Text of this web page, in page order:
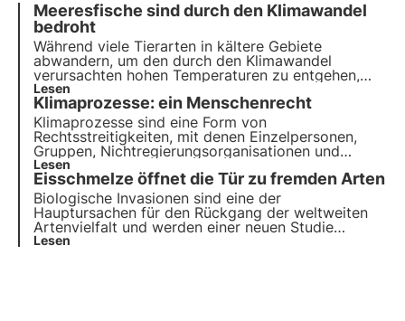
Meeresfische sind durch den Klimawandel
bedroht
Während viele Tierarten in kältere Gebiete
abwandern, um den durch den Klimawandel
verursachten hohen Temperaturen zu entgehen,
scheint diese im Allgemeinen erfolgreiche Strategie
im Fall von Meeresfischen nicht zu funktionieren,
wie eine aktuelle Studie zeigt.
Lesen
Klimaprozesse: ein Menschenrecht
Klimaprozesse sind eine Form von
Rechtsstreitigkeiten, mit denen Einzelpersonen,
Gruppen, Nichtregierungsorganisationen und
andere Interessengruppen versuchen, den
Klimawandel vor Gericht zu bekämpfen. Dabei geht
es um die Geltendmachung der Haftung für
Umwelt- und Klimaschäden.
Lesen
Eisschmelze öffnet die Tür zu fremden Arten
Biologische Invasionen sind eine der
Hauptursachen für den Rückgang der weltweiten
Artenvielfalt und werden einer neuen Studie
zufolge durch das schnelle Abschmelzen der
Lesen